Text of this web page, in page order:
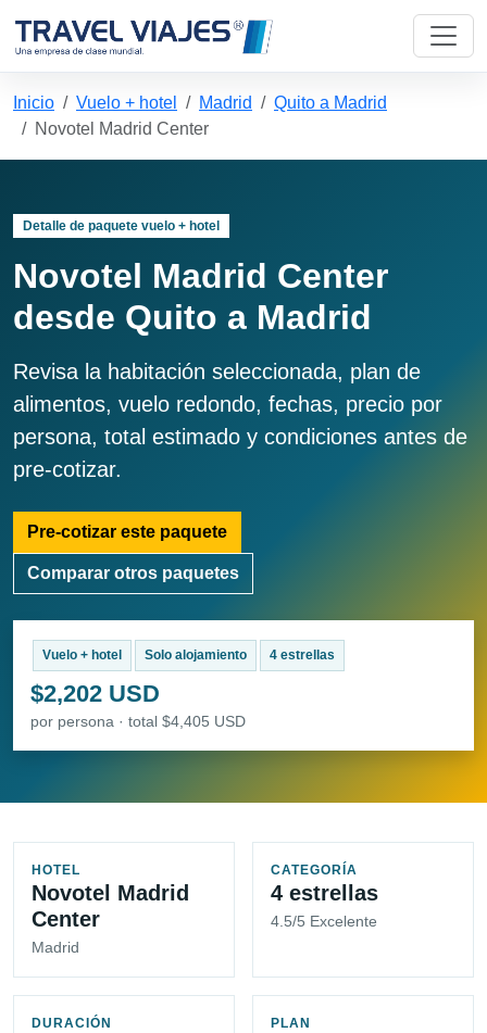
Inicio Vuelo + hotel Madrid
Quito a Madrid
Novotel Madrid Center
Detalle de paquete vuelo + hotel
Novotel Madrid Center
desde Quito a Madrid
Revisa la habitación seleccionada, plan de
alimentos, vuelo redondo, fechas, precio por
persona, total estimado y condiciones antes de
pre-cotizar.
Pre-cotizar este paquete
Comparar otros paquetes
Vuelo + hotel Solo alojamiento 4 estrellas
$2,202 USD
por persona · total $4,405 USD
HOTEL
Novotel Madrid
Center
Madrid
CATEGORÍA
4 estrellas
4.5/5 Excelente
DURACIÓN PLAN